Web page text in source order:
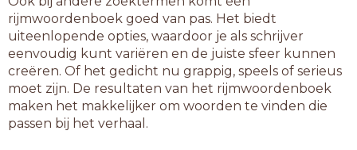
afgehangen
afgevangen
baaivangen
buigtangen
dagenlange
doodsbange
doorgangen
doorhangen
rijmwoordenboek goed van pas. Het biedt
uiteenlopende opties, waardoor je als schrijver
eenvoudig kunt variëren en de juiste sfeer kunnen
creëren. Of het gedicht nu grappig, speels of serieus
moet zijn. De resultaten van het rijmwoordenboek
maken het makkelijker om woorden te vinden die
passen bij het verhaal.